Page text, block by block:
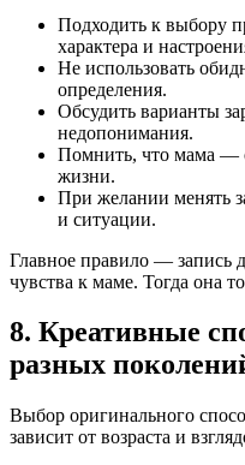
Подходить к выбору
характера и
Не использовать
определения.
Обсудить варианты
недопонимания.
Помнить, что мама —
жизни.
При желании менять
и ситуации.
Главное правило — запись
чувства к маме. Тогда она
8. Креативные
разных
Выбор оригинального
зависит от возраста и